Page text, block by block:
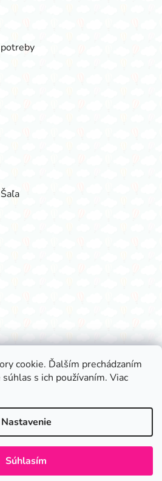
cookie. Ďalším prechádzaním
s ich používaním. Viac
Nastavenie
Súhlasím
vyhradené.